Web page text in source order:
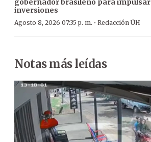
gobernador brasileño para impulsar
inversiones
Agosto 8, 2026 07:35 p. m. · Redacción ÚH
Notas más leídas